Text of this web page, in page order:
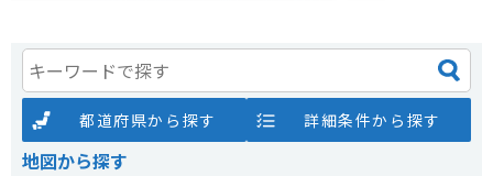
都道府県から探す 詳細条件から探す
地図から探す